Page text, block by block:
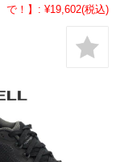
で！】: ¥19,602(税込)